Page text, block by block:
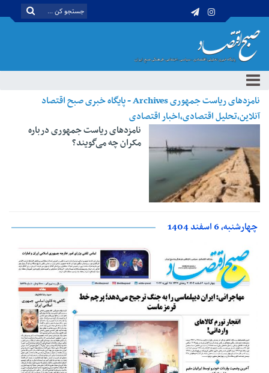
نامزدهای ریاست‌ جمهوری Archives - پایگاه خبری صبح اقتصاد
آنلاین،تحلیل اقتصادی،اخبار اقتصادی
نامزدهای ریاست‌ جمهوری درباره
مکران چه می‌گویند؟
چهارشنبه، 6 اسفند 1404